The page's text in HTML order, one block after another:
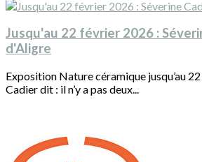
Jusqu'au 22 février 2026 :
d'Aligre
Exposition Nature céramique jusqu’au
Cadier dit : il n’y a pas deux...